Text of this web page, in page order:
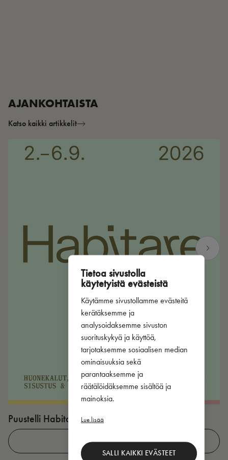
Tietoa sivustolla
käytetyistä evästeistä
Käytämme sivustollamme evästeitä
kerätäksemme ja
analysoidaksemme sivuston
suorituskykyä ja käyttöä,
tarjotaksemme sosiaalisen median
ominaisuuksia sekä
parantaaksemme ja
räätälöidäksemme sisältöä ja
mainoksia.
Lue lisää
SALLI KAIKKI EVÄSTEET
AJANKOHTAISTA
Katso kaikki artikkelit
Puustelli Habitare-messuilla 2026
LUE LISÄÄ